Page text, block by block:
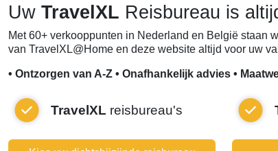
Uw TravelXL Reisbureau is
Met 60+ verkooppunten in Nederland en België staan
van TravelXL@Home en deze website altijd voor uw
• Ontzorgen van A-Z • Onafhankelijk advies •
TravelXL reisbureau's